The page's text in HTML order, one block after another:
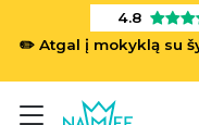
✏️ Atgal į mokyklą su
4.8